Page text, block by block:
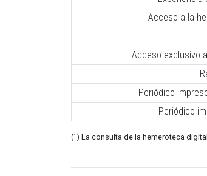
Acceso a la
Acceso exclusivo
Periódico
Periódico
(¹) La consulta de la hemeroteca